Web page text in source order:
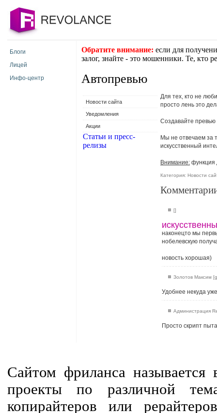
Блоги
Лицей
Инфо-центр
Обратите внимание: если для
залог, знайте - это мошенники. Те, кто
Автопревью
Новости сайта
Уведомления
Акции
Статьи и пресс-
релизы
Для тех, кто не
просто лень это
Создавайте превью
Мы не отвечаем за
искусственный
Внимание: функция
Категория: Новости
[]
наконецто мы
нобелевскую
новость хорошая)
Золотов Максим
Удобнее некуда
Администрация
Просто скрипт
Сайтом фриланса называется
проекты по различной
копирайтеров или